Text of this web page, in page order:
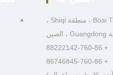
306 ، المبنى 4 ، رقم 9 Boai Third Road ، منطقة Shiqi ،
+ 86-760-88222142
+ 86-760-86746845